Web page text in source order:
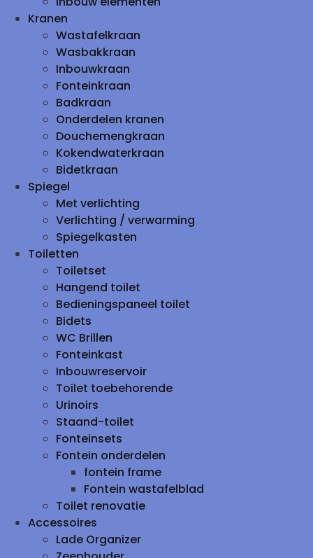
Kranen
Wastafelkraan
Wasbakkraan
Inbouwkraan
Fonteinkraan
Badkraan
Onderdelen kranen
Douchemengkraan
Kokendwaterkraan
Bidetkraan
Spiegel
Met verlichting
Verlichting / verwarming
Spiegelkasten
Toiletten
Toiletset
Hangend toilet
Bedieningspaneel toilet
Bidets
WC Brillen
Fonteinkast
Inbouwreservoir
Toilet toebehorende
Urinoirs
Staand-toilet
Fonteinsets
Fontein onderdelen
fontein frame
Fontein wastafelblad
Toilet renovatie
Accessoires
Lade Organizer